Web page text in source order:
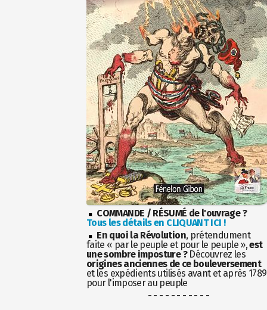
COMMANDE / RÉSUMÉ de l'ouvrage ?
Tous les détails en CLIQUANT ICI !
En quoi la Révolution, prétendument
faite « par le peuple et pour le peuple »,est
une sombre imposture ?Découvrez les
origines anciennes de ce bouleversement
et les expédients utilisés avant et après 1789
pour l'imposer au peuple
- - - - - - - - - - -